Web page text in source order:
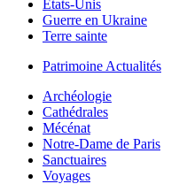
États-Unis
Guerre en Ukraine
Terre sainte
Patrimoine Actualités
Archéologie
Cathédrales
Mécénat
Notre-Dame de Paris
Sanctuaires
Voyages